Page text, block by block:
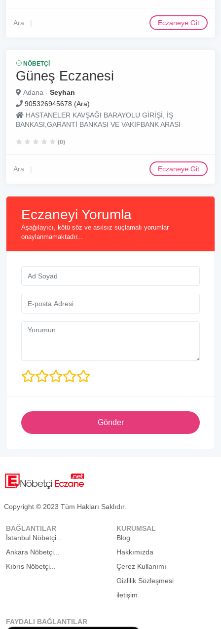
Ara Eczaneye Git
NÖBETÇI
Güneş Eczanesi
Adana - Seyhan
905326945678 (Ara)
HASTANELER KAVŞAĞI BARAYOLU GİRİŞİ, İŞ
BANKASI,GARANTİ BANKASI VE VAKIFBANK ARASI
(0)
Ara Eczaneye Git
Eczaneyi Yorumla
Aşağılayıcı, kötü söz ve asılsız suçlamalı yorumlar
onaylanmamaktadır...
Gönder
Copyright © 2023 Tüm Hakları Saklıdır.
BAĞLANTILAR
İstanbul Nöbetçi...
Ankara Nöbetçi...
Kıbrıs Nöbetçi...
KURUMSAL
Blog
Hakkımızda
Çerez Kullanımı
Gizlilik Sözleşmesi
iletişim
FAYDALI BAĞLANTILAR